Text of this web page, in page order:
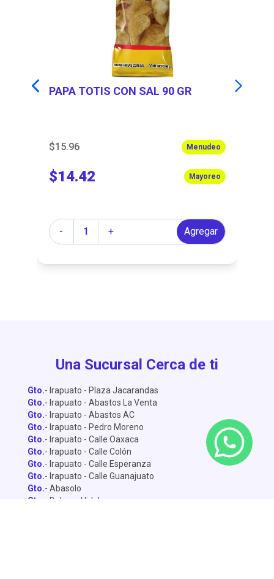
PAPA TOTIS CON SAL 90 GR
$15.96 Menudeo
$14.42 Mayoreo
-
Cantidad + Agregar
Una Sucursal Cerca de ti
Gto.- Irapuato - Plaza Jacarandas
Gto.- Irapuato - Abastos La Venta
Gto.- Irapuato - Abastos AC
Gto.- Irapuato - Pedro Moreno
Gto.- Irapuato - Calle Oaxaca
Gto.- Irapuato - Calle Colón
Gto.- Irapuato - Calle Esperanza
Gto.- Irapuato - Calle Guanajuato
Gto.- Abasolo
Gto.
- Dolores Hidalgo